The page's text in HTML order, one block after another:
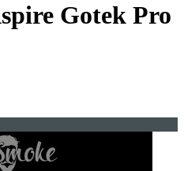
Gotek Pro